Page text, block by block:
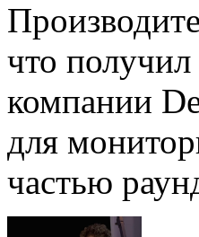
что
компании
для
частью